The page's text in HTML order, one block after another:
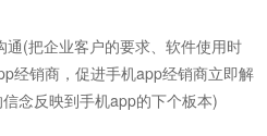
(把企业客户的要求、软件使用时
经销商，促进手机app经销商立即解
念反映到手机app的下个板本)